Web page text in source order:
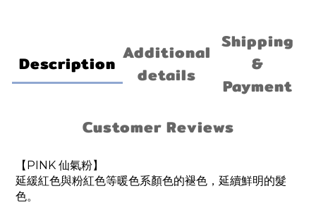
Description Additional
details
Shipping
&
Payment
Customer Reviews
【PINK 仙氣粉】
延緩紅色與粉紅色等暖色系顏色的褪色，延續鮮明的髮
色。